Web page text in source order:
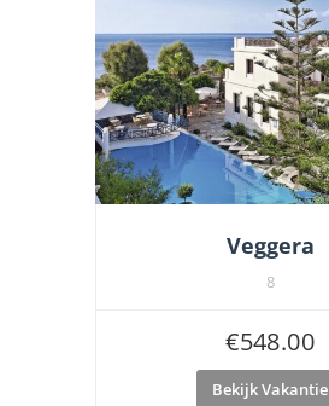
Veggera
8
€548.00
Bekijk Vakantie